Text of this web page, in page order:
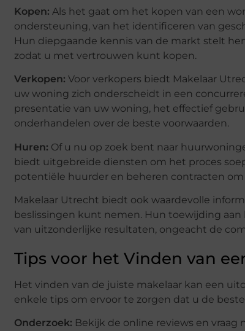
Kopen: Als het gaat om het kopen van een
ondersteuning, van het identificeren van
Hun diepgaande kennis van de markt stelt
zodat u met vertrouwen kunt kopen.
Verkopen: Voor verkopers biedt Makelaar
uw woning zich onderscheidt in een
presentatie van uw woning, het effectief
onderhandelen over de beste voorwaarden.
Huren: Of u nu op zoek bent naar
biedt uitgebreide diensten om het proces
potentiële huurder en beheren contracten
Makelaar Utrecht biedt ook waardevolle
beslissingen kunt nemen. Hun toewijding
van uitzonderlijke resultaten, ongeacht de
Tips voor het Vinden van
Het vinden van de juiste makelaar kan een
enkele tips om ervoor te zorgen dat u de
Onderzoek: Bekijk de online reviews en vraag